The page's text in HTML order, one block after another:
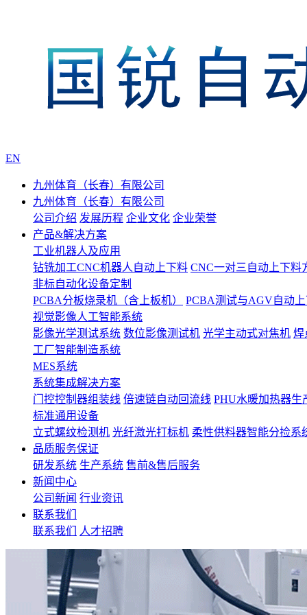
EN
九州体育（长春）有限公司
九州体育（长春）有限公司
公司介绍 发展历程 企业文化 企业荣誉
产品&解决方案
工业机器人及应用
钻铣加工CNC机器人自动上下料 CNC一对三自动上下料
非标自动化设备定制
PCBA分板烧录机（含上板机）
PCBA测试与AGV自动
视觉影像人工智能系统
影像光学测试系统 数位影像测试机 光学主动式对焦机 焊
工厂智能制造系统
MES系统
系统集成解决方案
门控控制器组装线 倍速链自动回流线 PHU水暖加热器生
标准通用设备
立式螺纹检测机 光纤激光打标机 柔性供料器智能分捡系
品质服务保证
研发系统 生产系统 售前&售后服务
新闻中心
公司新闻 行业资讯
联系我们
联系我们
人才招聘